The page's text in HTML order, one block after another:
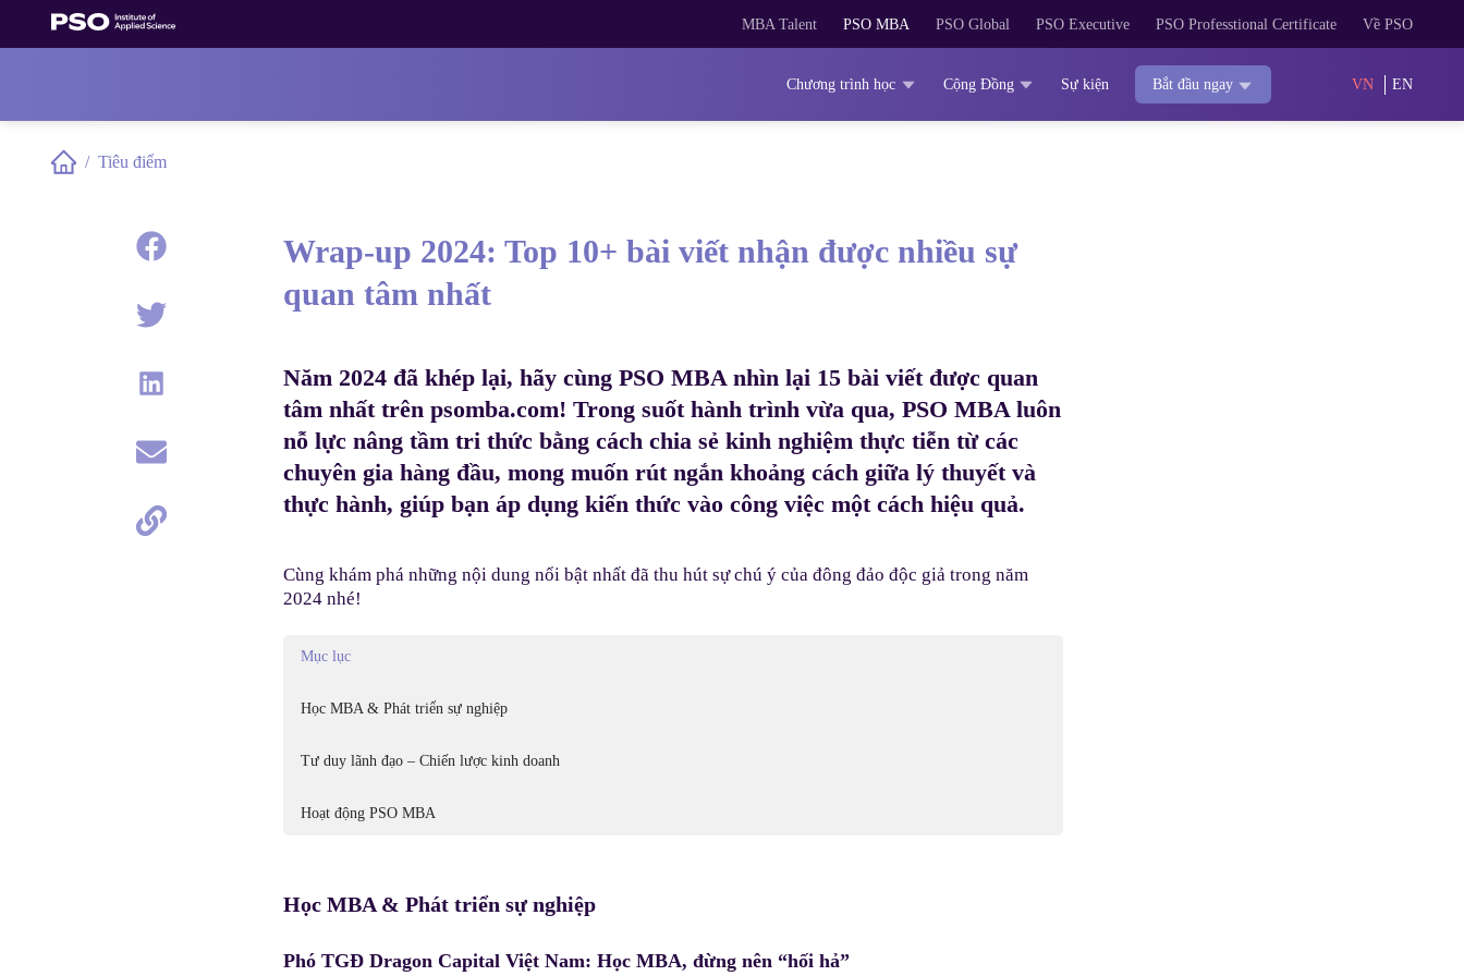
nội
MBA Talent PSO MBA PSO Global PSO Executive PSO Professtional Certificate Về PSO
Chương trình học Cộng Đồng Sự kiện Bắt đầu ngay VN EN
Home
/ Tiêu điểm
Wrap-up 2024: Top 10+ bài viết nhận được nhiều sự
quan tâm nhất
Năm 2024 đã khép lại, hãy cùng PSO MBA nhìn lại 15 bài viết được quan
tâm nhất trên psomba.com! Trong suốt hành trình vừa qua, PSO MBA luôn
nỗ lực nâng tầm tri thức bằng cách chia sẻ kinh nghiệm thực tiễn từ các
chuyên gia hàng đầu, mong muốn rút ngắn khoảng cách giữa lý thuyết và
thực hành, giúp bạn áp dụng kiến thức vào công việc một cách hiệu quả.
Cùng khám phá những nội dung nổi bật nhất đã thu hút sự chú ý của đông đảo độc giả trong năm
2024 nhé!
Mục lục
Học MBA & Phát triển sự nghiệp
Tư duy lãnh đạo – Chiến lược kinh doanh
Hoạt động PSO MBA
Học MBA & Phát triển sự nghiệp
Phó TGĐ Dragon Capital Việt Nam: Học MBA, đừng nên “hối hả”